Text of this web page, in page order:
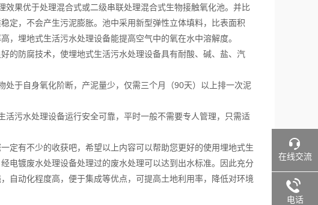
果优于处理混合式或二级串联处理混合式生物接触氧化池。并比
定，不会产生污泥膨胀。池中采用新型弹性立体填料，比表面积
，埋地式生活污水处理设备能提高空气中的氧在水中溶解度。
的防腐技术，使埋地式生活污水处理设备具有耐酸、碱、盐、汽
于自身氧化阶断，产泥量少，仅需三个月（90天）以上排一次泥
污水处理设备运行安全可靠，平时一般不需要专人管理，只需适
有不少的收获吧，希望以上内容可以帮助您更好的使用埋地式生
电镀废水处理设备处理过的废水处理可以达到出水标准。因此充分
自动化程度高，便于集成等优点，可提高土地利用率，降低对环境
在线交流
电话